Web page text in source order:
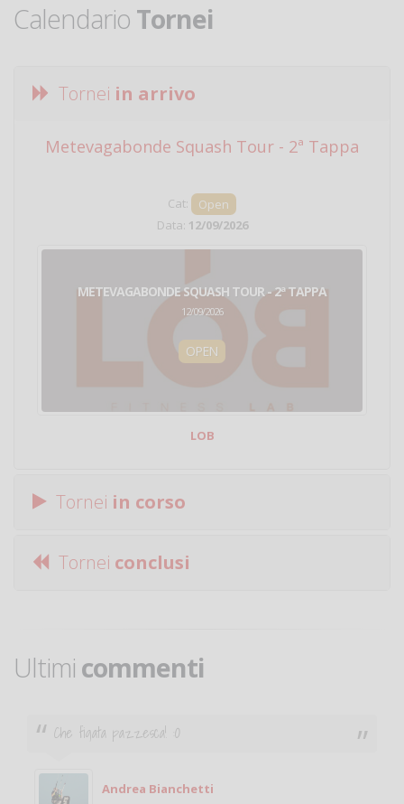
Calendario Tornei
Tornei in arrivo
Metevagabonde Squash Tour - 2ª Tappa
Cat:
Open
Data: 12/09/2026
METEVAGABONDE SQUASH TOUR - 2ª TAPPA
12/09/2026
OPEN
LOB
Tornei in corso
Tornei conclusi
Ultimi commenti
Che figata pazzesca! :O
Andrea Bianchetti